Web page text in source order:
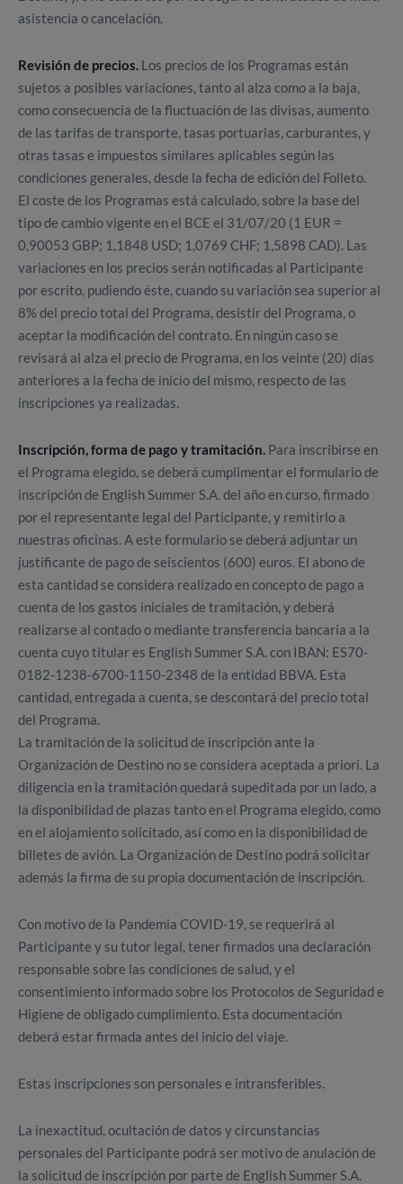
asistencia o cancelación.
Revisión de precios. Los precios de los Programas están
sujetos a posibles variaciones, tanto al alza como a la baja,
como consecuencia de la fluctuación de las divisas, aumento
de las tarifas de transporte, tasas portuarias, carburantes, y
otras tasas e impuestos similares aplicables según las
condiciones generales, desde la fecha de edición del Folleto.
El coste de los Programas está calculado, sobre la base del
tipo de cambio vigente en el BCE el 31/07/20 (1 EUR =
0,90053 GBP; 1,1848 USD; 1,0769 CHF; 1,5898 CAD). Las
variaciones en los precios serán notificadas al Participante
por escrito, pudiendo éste, cuando su variación sea superior al
8% del precio total del Programa, desistir del Programa, o
aceptar la modificación del contrato. En ningún caso se
revisará al alza el precio de Programa, en los veinte (20) días
anteriores a la fecha de inicio del mismo, respecto de las
inscripciones ya realizadas.
Inscripción, forma de pago y tramitación. Para inscribirse en
el Programa elegido, se deberá cumplimentar el formulario de
inscripción de English Summer S.A. del año en curso, firmado
por el representante legal del Participante, y remitirlo a
nuestras oficinas. A este formulario se deberá adjuntar un
justificante de pago de seiscientos (600) euros. El abono de
esta cantidad se considera realizado en concepto de pago a
cuenta de los gastos iniciales de tramitación, y deberá
realizarse al contado o mediante transferencia bancaria a la
cuenta cuyo titular es English Summer S.A. con IBAN: ES70-
0182-1238-6700-1150-2348 de la entidad BBVA. Esta
cantidad, entregada a cuenta, se descontará del precio total
del Programa.
La tramitación de la solicitud de inscripción ante la
Organización de Destino no se considera aceptada a priori. La
diligencia en la tramitación quedará supeditada por un lado, a
la disponibilidad de plazas tanto en el Programa elegido, como
en el alojamiento solicitado, así como en la disponibilidad de
billetes de avión. La Organización de Destino podrá solicitar
además la firma de su propia documentación de inscripción.
Con motivo de la Pandemia COVID-19, se requerirá al
Participante y su tutor legal, tener firmados una declaración
responsable sobre las condiciones de salud, y el
consentimiento informado sobre los Protocolos de Seguridad e
Higiene de obligado cumplimiento. Esta documentación
deberá estar firmada antes del inicio del viaje.
Estas inscripciones son personales e intransferibles.
La inexactitud, ocultación de datos y circunstancias
personales del Participante podrá ser motivo de anulación de
la solicitud de inscripción por parte de English Summer S.A.